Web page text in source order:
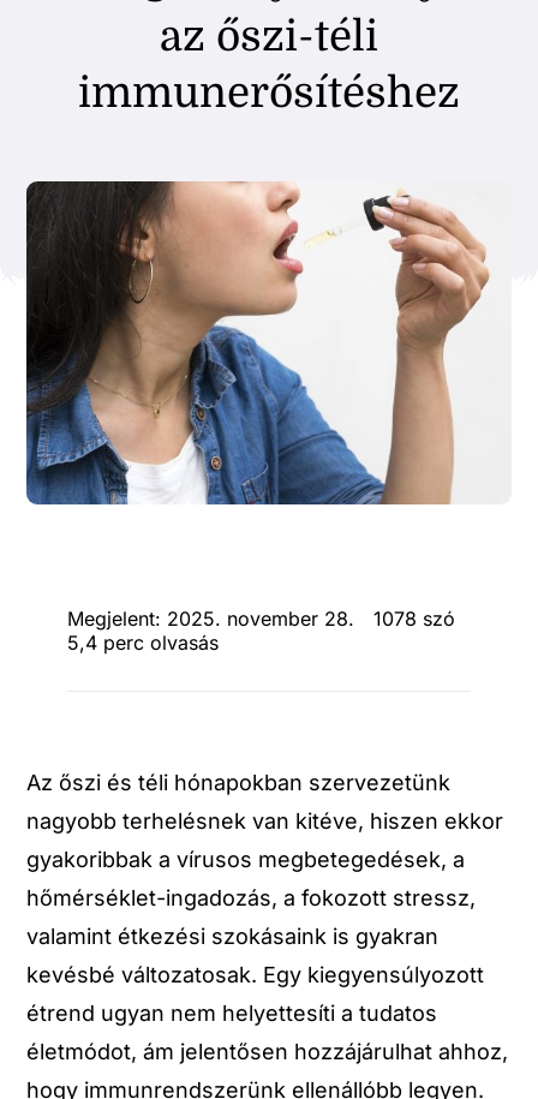
az őszi-téli
immunerősítéshez
Megjelent: 2025. november 28.
1078 szó
5,4 perc olvasás
Az őszi és téli hónapokban szervezetünk
nagyobb terhelésnek van kitéve, hiszen ekkor
gyakoribbak a vírusos megbetegedések, a
hőmérséklet-ingadozás, a fokozott stressz,
valamint étkezési szokásaink is gyakran
kevésbé változatosak. Egy kiegyensúlyozott
étrend ugyan nem helyettesíti a tudatos
életmódot, ám jelentősen hozzájárulhat ahhoz,
hogy immunrendszerünk ellenállóbb legyen.